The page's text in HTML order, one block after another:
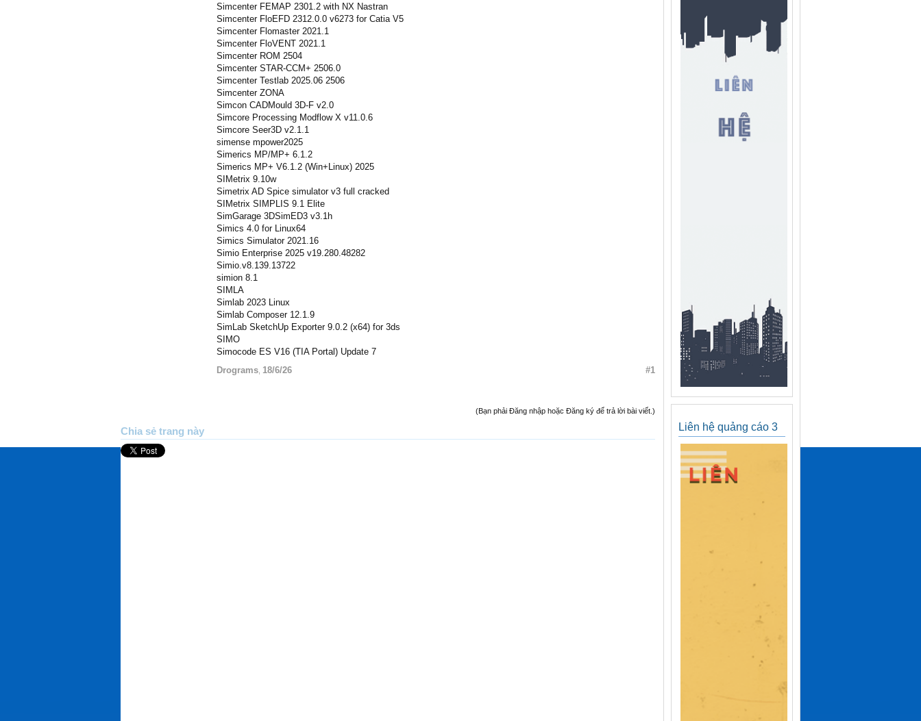
Simcenter FEMAP 2301.2 with NX Nastran
Simcenter FloEFD 2312.0.0 v6273 for Catia V5
Simcenter Flomaster 2021.1
Simcenter FloVENT 2021.1
Simcenter ROM 2504
Simcenter STAR-CCM+ 2506.0
Simcenter Testlab 2025.06 2506
Simcenter ZONA
Simcon CADMould 3D-F v2.0
Simcore Processing Modflow X v11.0.6
Simcore Seer3D v2.1.1
simense mpower2025
Simerics MP/MP+ 6.1.2
Simerics MP+ V6.1.2 (Win+Linux) 2025
SIMetrix 9.10w
Simetrix AD Spice simulator v3 full cracked
SIMetrix SIMPLIS 9.1 Elite
SimGarage 3DSimED3 v3.1h
Simics 4.0 for Linux64
Simics Simulator 2021.16
Simio Enterprise 2025 v19.280.48282
Simio.v8.139.13722
simion 8.1
SIMLA
Simlab 2023 Linux
Simlab Composer 12.1.9
SimLab SketchUp Exporter 9.0.2 (x64) for 3ds
SIMO
Simocode ES V16 (TIA Portal) Update 7
Drograms 18/6/26 #1
(Bạn phải Đăng nhập hoặc Đăng ký để trả lời bài viết.)
Chia sẻ trang này Liên hệ quảng cáo 3